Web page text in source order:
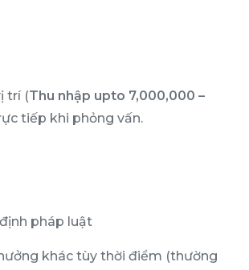
trí (Thu nhập upto 7,000,000 –
tiếp khi phỏng vấn.
pháp luật
khác tùy thời điểm (thường